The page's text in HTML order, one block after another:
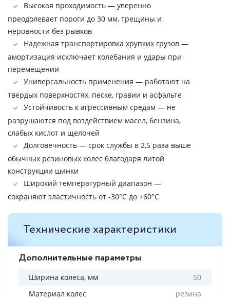
Высокая проходимость — уверенно
преодолевает пороги до 30 мм, трещины и
неровности без рывков
Надежная транспортировка хрупких грузов —
амортизация исключает колебания и удары при
перемещении
Универсальность применения — работают на
твердых поверхностях, песке, гравии и асфальте
Устойчивость к агрессивным средам — не
разрушаются под воздействием масел, бензина,
слабых кислот и щелочей
Долговечность — срок службы в 2,5 раза выше
обычных резиновых колес благодаря литой
конструкции шинки
Широкий температурный диапазон —
сохраняют эластичность от -30°С до +60°С
Технические характеристики
Дополнительные параметры
Ширина колеса, мм
50
Материал колес
резина